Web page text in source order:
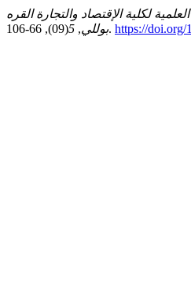
لكلية الإقتصاد والتجارة القره
بوللي,
5 (09), 66-106. https://doi.org/